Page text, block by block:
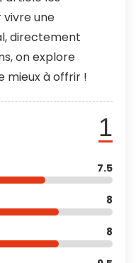
une
directement
on explore
mieux à offrir !
1
7.5
8
8